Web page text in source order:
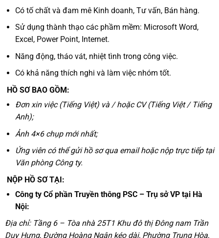
Có tố chất và đam mê Kinh doanh, Tư vấn, Bán hàng.
Sử dụng thành thạo các phầm mềm: Microsoft Word,
Excel, Power Point, Internet.
Năng động, tháo vát, nhiệt tình trong công việc.
Có khả năng thích nghi và làm việc nhóm tốt.
HỒ SƠ BAO GỒM:
Đơn xin việc (Tiếng Việt) và / hoặc CV (Tiếng Việt / Tiếng
Anh);
Ảnh 4×6 chụp mới nhất;
Ứng viên có thể gửi hồ sơ qua email hoặc nộp trực tiếp tại
Văn phòng Công ty.
NỘP HỒ SƠ TẠI:
Công ty Cổ phần Truyền thông PSC – Trụ sở VP tại Hà
Nội:
Địa chỉ: Tầng 6 – Tòa nhà 25T1 Khu đô thị Đông nam Trần
Duy Hưng, Đường Hoàng Ngân kéo dài, Phường Trung Hòa,